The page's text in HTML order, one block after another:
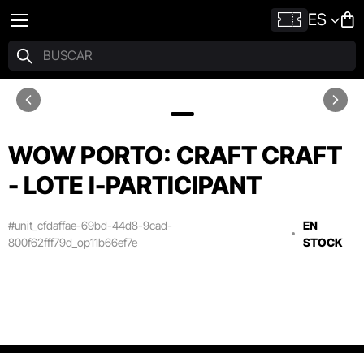
ES
WOW PORTO: CRAFT CRAFT
- LOTE I-PARTICIPANT
#unit_cfdaffae-69bd-44d8-9cad-
800f62fff79d_op11b66ef7e
EN
STOCK